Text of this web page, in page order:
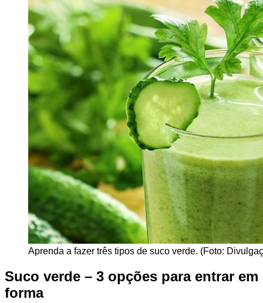
Aprenda a fazer três tipos de suco verde. (Foto:
Suco verde – 3 opções para entrar em
forma